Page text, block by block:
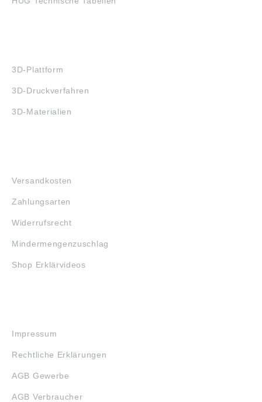
3D-Plattform
3D-Druckverfahren
3D-Materialien
Versandkosten
Zahlungsarten
Widerrufsrecht
Mindermengenzuschlag
Shop Erklärvideos
Impressum
Rechtliche Erklärungen
AGB Gewerbe
AGB Verbraucher